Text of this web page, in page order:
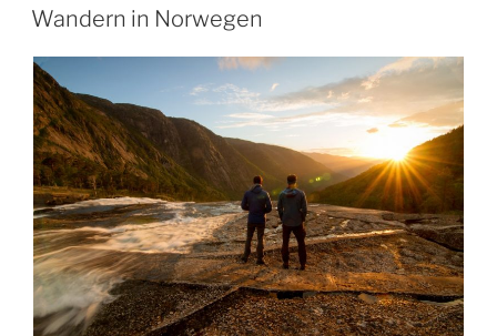
bis
Meer“
AM
Wandern in Norwegen